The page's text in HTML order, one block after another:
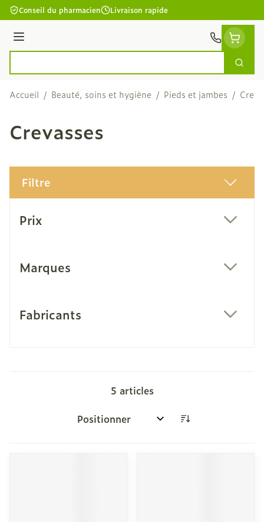
Aller au contenu
Conseil du pharmacien Livraison rapide
Menu
Accueil / Beauté, soins et hygiène / Pieds et jambes /
Crevasses
Filtre
Prix
Marques
Fabricants
5 articles
Trier par: